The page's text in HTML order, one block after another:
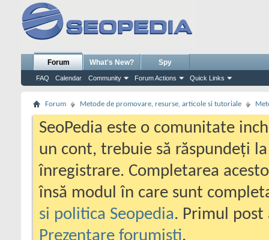
Forum
FAQ Calendar Community Forum Actions Quick Links
What's New? Spy
Forum Metode de promovare, resurse, articole si tutoriale
SeoPedia este o comunitate
un cont, trebuie să răspundeți
înregistrare. Completarea
însă modul în care sunt
si politica Seopedia. Primul
Prezentare forumisti.